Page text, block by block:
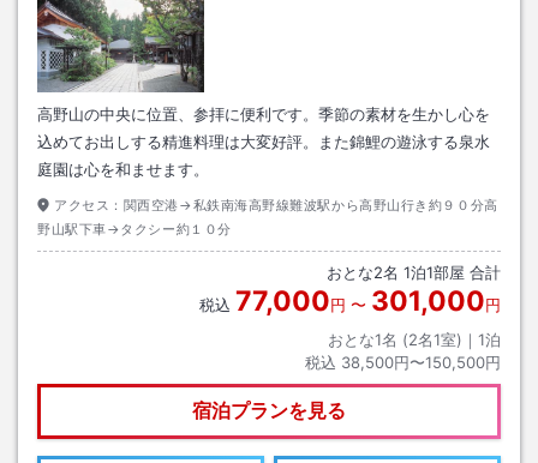
高野山の中央に位置、参拝に便利です。季節の素材を生かし心を
込めてお出しする精進料理は大変好評。また錦鯉の遊泳する泉水
庭園は心を和ませます。
アクセス： 関西空港→私鉄南海高野線難波駅から高野山行き約９０分高
野山駅下車→タクシー約１０分
おとな2名 1泊1部屋 合計
税込 77,000円 〜 301,000円
おとな1名 (2名1室)｜ 1泊
税込 38,500円〜150,500円
宿泊プランを見る